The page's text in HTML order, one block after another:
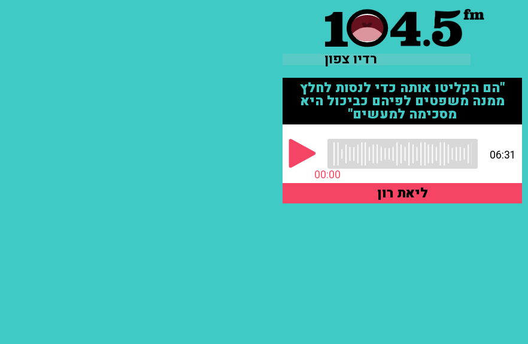
רדיו צפון
"הם הקליטו אותה כדי לנסות לחלץ
ממנה משפטים לפיהם כביכול היא
מסכימה למעשים"
00:00
06:31
ליאת רון